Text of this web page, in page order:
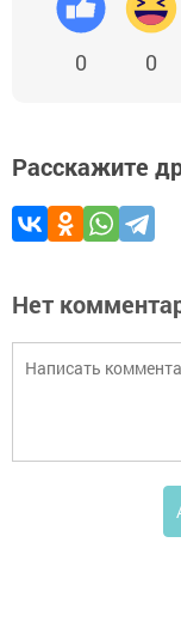
0 0
Расскажите
Нет